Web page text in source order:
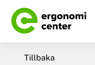
content
Tillbaka